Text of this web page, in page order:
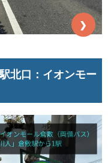
❯
北口：イオンモー